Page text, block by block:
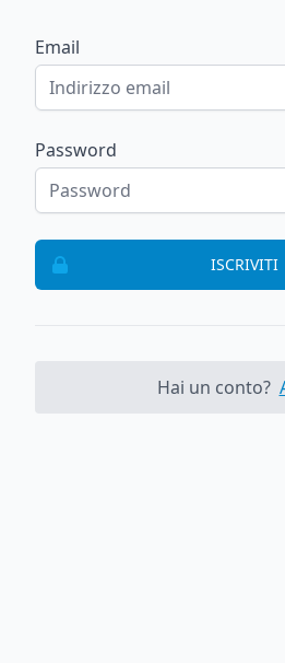
Email
Password
ISCRIVITI
Hai un conto?